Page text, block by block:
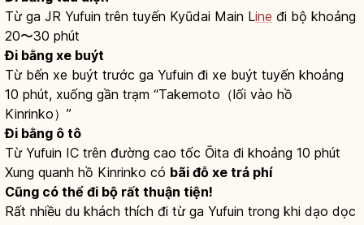
Từ ga JR Yufuin trên tuyến Kyūdai Main Line đi bộ khoảng
20〜30 phút
Đi bằng xe buýt
Từ bến xe buýt trước ga Yufuin đi xe buýt tuyến khoảng
10 phút, xuống gần trạm “Takemoto（lối vào hồ
Kinrinko）”
Đi bằng ô tô
Từ Yufuin IC trên đường cao tốc Ōita đi khoảng 10 phút
Xung quanh hồ Kinrinko có bãi đỗ xe trả phí
Cũng có thể đi bộ rất thuận tiện!
Rất nhiều du khách thích đi từ ga Yufuin trong khi dạo dọc